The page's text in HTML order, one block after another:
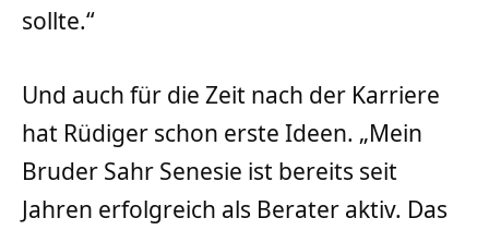
sollte.“
Und auch für die Zeit nach der Karriere
hat Rüdiger schon erste Ideen. „Mein
Bruder Sahr Senesie ist bereits seit
Jahren erfolgreich als Berater aktiv. Das